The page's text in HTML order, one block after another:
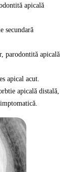
apicală
secundară
parodontită apicală
apical acut.
apicală distală,